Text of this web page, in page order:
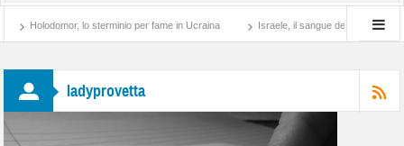
Holodomor, lo sterminio per fame in Ucraina Israele, il sangue degli altri
ladyprovetta